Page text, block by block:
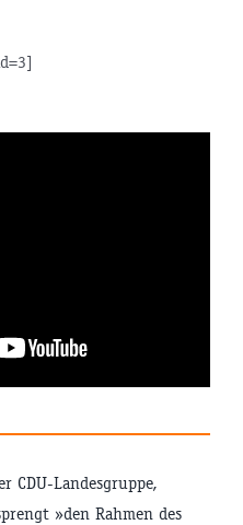
CDU-Landesgruppe,
»den Rahmen des